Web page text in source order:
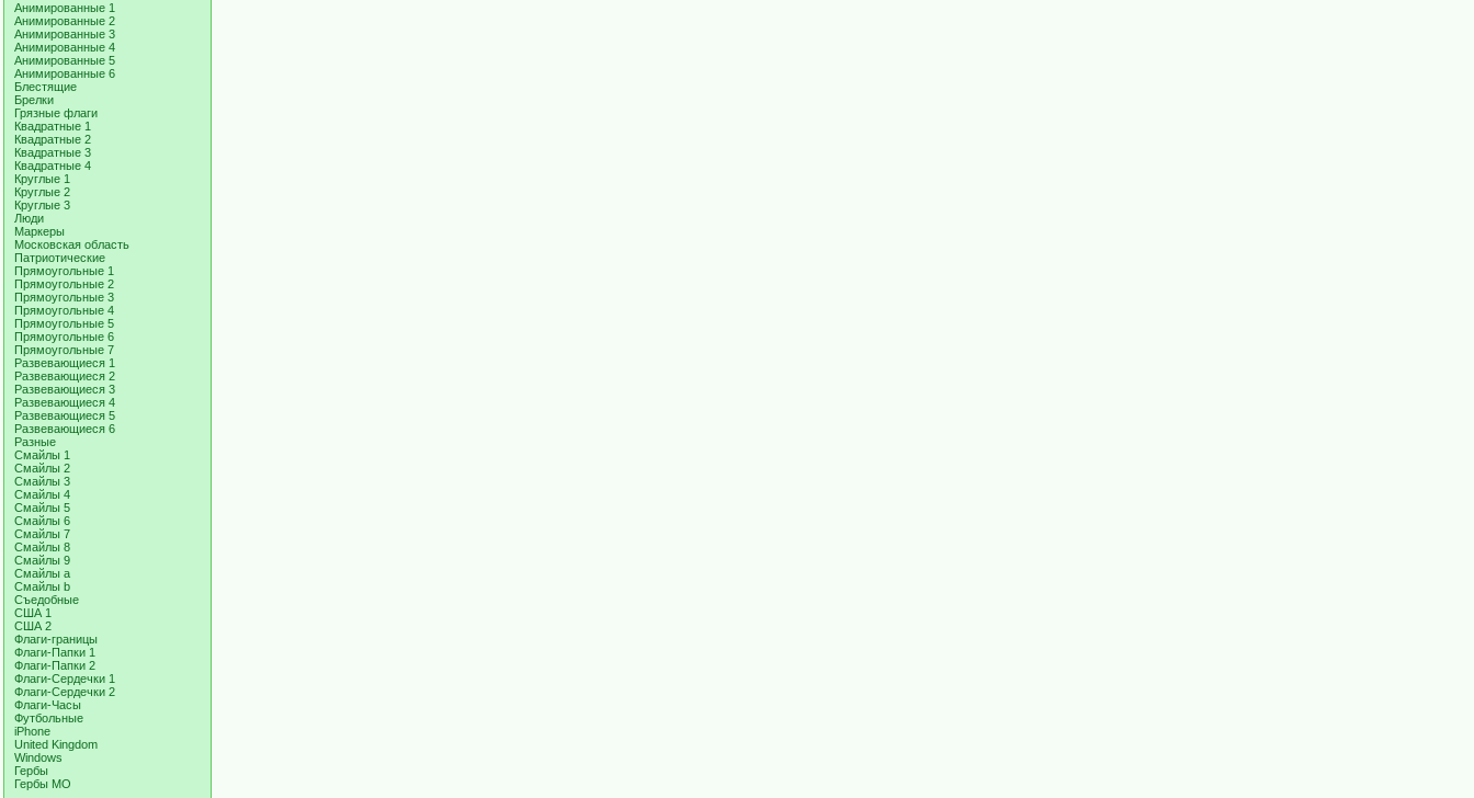
Анимированные 1
Анимированные 2
Анимированные 3
Анимированные 4
Анимированные 5
Анимированные 6
Блестящие
Брелки
Грязные флаги
Квадратные 1
Квадратные 2
Квадратные 3
Квадратные 4
Круглые 1
Круглые 2
Круглые 3
Люди
Маркеры
Московская область
Патриотические
Прямоугольные 1
Прямоугольные 2
Прямоугольные 3
Прямоугольные 4
Прямоугольные 5
Прямоугольные 6
Прямоугольные 7
Развевающиеся 1
Развевающиеся 2
Развевающиеся 3
Развевающиеся 4
Развевающиеся 5
Развевающиеся 6
Разные
Смайлы 1
Смайлы 2
Смайлы 3
Смайлы 4
Смайлы 5
Смайлы 6
Смайлы 7
Смайлы 8
Смайлы 9
Смайлы a
Смайлы b
Съедобные
США 1
США 2
Флаги-границы
Флаги-Папки 1
Флаги-Папки 2
Флаги-Сердечки 1
Флаги-Сердечки 2
Флаги-Часы
Футбольные
iPhone
United Kingdom
Windows
Гербы
Гербы МО